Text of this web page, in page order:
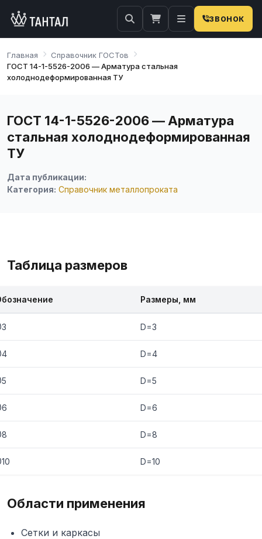
ЗВОНОК
Главная
Справочник ГОСТов
ГОСТ 14-1-5526-2006 — Арматура стальная
холоднодеформированная ТУ
ГОСТ 14-1-5526-2006 — Арматура
стальная холоднодеформированная
ТУ
Дата публикации:
Категория: Справочник металлопроката
Таблица размеров
Размеры, мм
D=3
D=4
D=5
D=6
D=8
D=10
Области применения
Сетки и каркасы